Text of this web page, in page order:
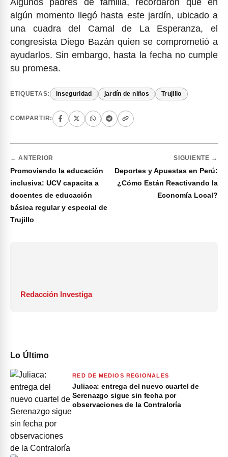
algún momento llegó hasta este jardín, ubicado a
una cuadra del Camal de La Esperanza, el
congresista Diego Bazán quien se comprometió a
ayudarlos. Sin embargo, hasta la fecha no cumple
su promesa.
ETIQUETAS: inseguridad jardín de niños Trujillo
COMPARTIR:
← ANTERIOR
Promoviendo la educación
inclusiva: UCV capacita a
docentes de educación
básica regular y especial de
Trujillo
SIGUIENTE →
Deportes y Apuestas en Perú:
¿Cómo Están Reactivando la
Economía Local?
Redacción Investiga
Lo Último
RED DE MEDIOS REGIONALES
Juliaca: entrega del nuevo cuartel de
Serenazgo sigue sin fecha por
observaciones de la Contraloría